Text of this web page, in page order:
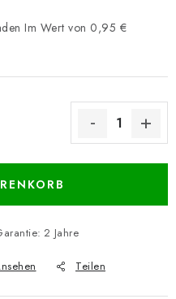
Im Wert von 0,95 €
: 2 Jahre
Teilen